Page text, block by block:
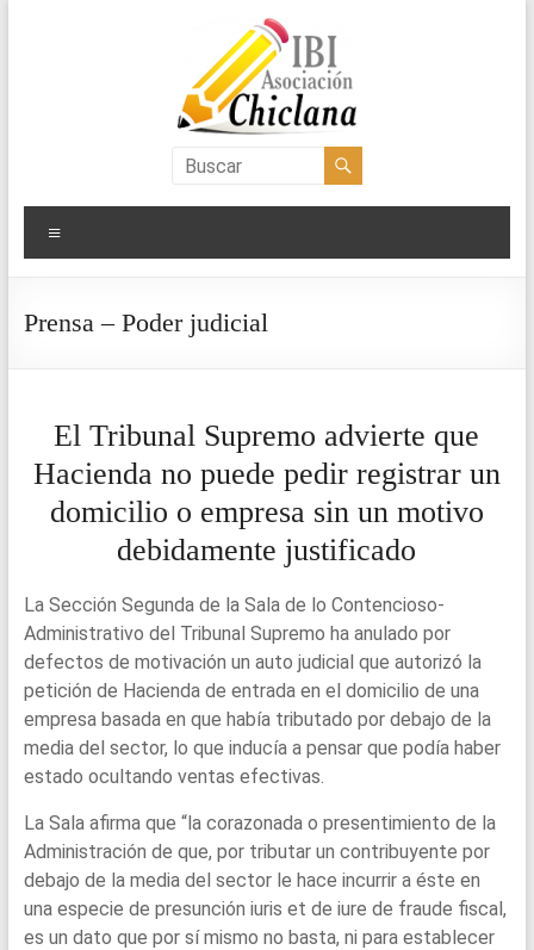
Asociación
IBI
Chiclana
Prensa – Poder judicial
El Tribunal Supremo advierte que
Hacienda no puede pedir registrar un
domicilio o empresa sin un motivo
debidamente justificado
La Sección Segunda de la Sala de lo Contencioso-
Administrativo del Tribunal Supremo ha anulado por
defectos de motivación un auto judicial que autorizó la
petición de Hacienda de entrada en el domicilio de una
empresa basada en que había tributado por debajo de la
media del sector, lo que inducía a pensar que podía haber
estado ocultando ventas efectivas.
La Sala afirma que “la corazonada o presentimiento de la
Administración de que, por tributar un contribuyente por
debajo de la media del sector le hace incurrir a éste en
una especie de presunción iuris et de iure de fraude fiscal,
es un dato que por sí mismo no basta, ni para establecer